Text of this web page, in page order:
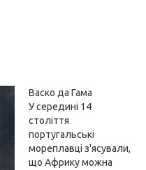
Васко да Гама
У середині 14
століття
португальські
мореплавці з'ясували,
що Африку можна